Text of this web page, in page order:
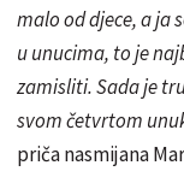
malo od djece, a ja
u unucima, to je
zamisliti. Sada je
svom četvrtom
priča nasmijana